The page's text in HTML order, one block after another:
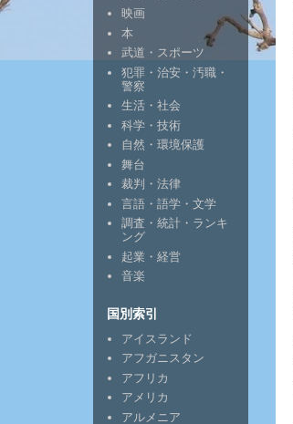
映画
本
武道・スポーツ
犯罪・治安・汚職・
警察
生活・社会
科学・技術
自然・環境保護
舞台
裁判・法律
言語・語学・文学
調査・統計・ランキ
ング
起業・経営
音楽
国別索引
アイスランド
アフガニスタン
アフリカ
アメリカ
アルメニア